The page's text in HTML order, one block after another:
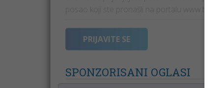
posao koji ste pronašli na portalu
PRIJAVITE SE
SPONZORISANI OGLASI